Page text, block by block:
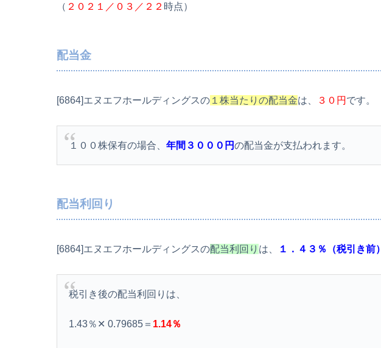
（ ２０２１／０３／２２ 時点）
配当金
[6864]エヌエフホールディングスの １株当たりの配当金は、 ３０円 です。
１００株保有の場合、年間３０００円の配当金が支払われます。
配当利回り
[6864]エヌエフホールディングスの配当利回り は、 １．４３％（税引き前）
税引き後の配当利回りは、
1.43％✕ 0.79685＝ 1.14％